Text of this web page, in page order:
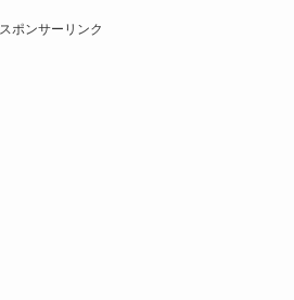
スポンサーリンク